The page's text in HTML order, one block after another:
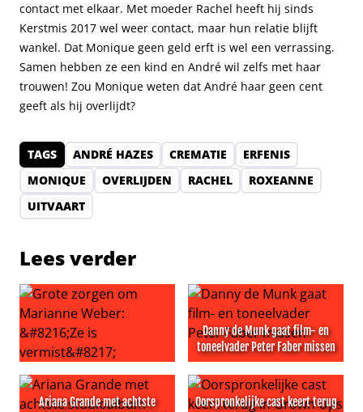
contact met elkaar. Met moeder Rachel heeft hij sinds
Kerstmis 2017 wel weer contact, maar hun relatie blijft
wankel. Dat Monique geen geld erft is wel een verrassing.
Samen hebben ze een kind en André wil zelfs met haar
trouwen! Zou Monique weten dat André haar geen cent
geeft als hij overlijdt?
TAGS ANDRÉ HAZES CREMATIE
ERFENIS
MONIQUE
OVERLIJDEN RACHEL
ROXEANNE
UITVAART
Lees verder
Grote zorgen om Marianne Weber: ‘Ze is vermist’
Danny de Munk gaat film- en
toneelvader Peter Faber missen
Danny de Munk gaat film-
Ariana Grande met achtste
Oorspronkelijke cast keert terug